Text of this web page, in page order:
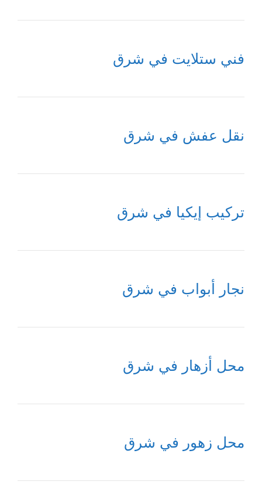
فني ستلايت في شرق
نقل عفش في شرق
تركيب إيكيا في شرق
نجار أبواب في شرق
محل أزهار في شرق
محل زهور في شرق